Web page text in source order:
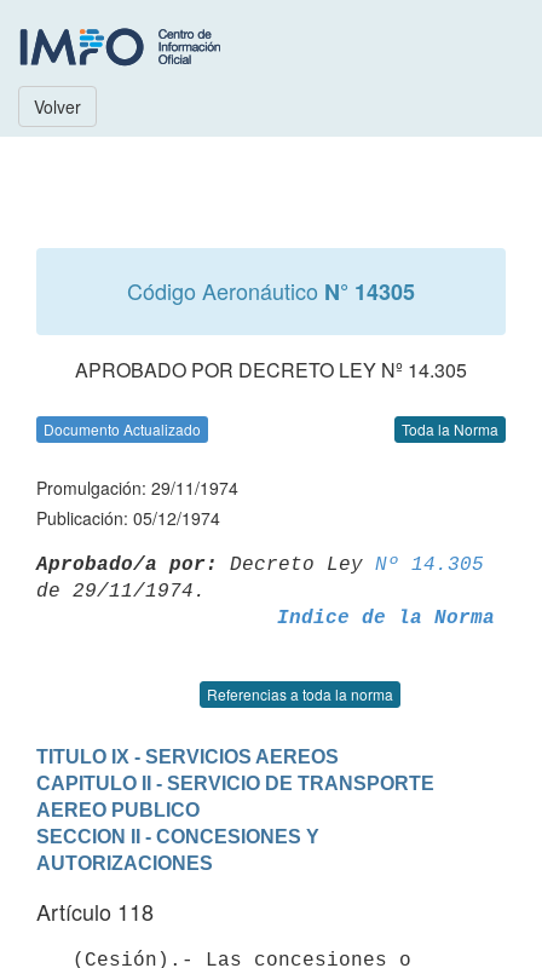
Volver
Código Aeronáutico N° 14305
APROBADO POR DECRETO LEY Nº 14.305
Documento Actualizado Toda la Norma
Promulgación: 29/11/1974
Publicación: 05/12/1974
Aprobado/a por: Decreto Ley Nº 14.305
Indice de la Norma
Referencias a toda la norma
TITULO IX - SERVICIOS AEREOS
CAPITULO II - SERVICIO DE TRANSPORTE
AEREO PUBLICO
SECCION II - CONCESIONES Y
AUTORIZACIONES
Artículo 118